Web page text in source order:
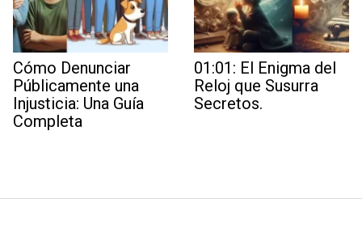
Cómo Denunciar
Públicamente una
Injusticia: Una Guía
Completa
01:01: El Enigma del
Reloj que Susurra
Secretos.